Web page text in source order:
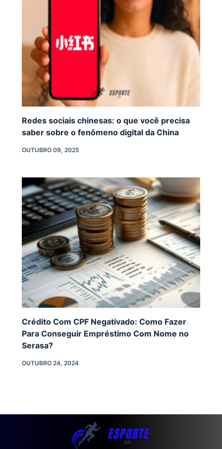
Redes sociais chinesas: o que você precisa
saber sobre o fenômeno digital da China
OUTUBRO 09, 2025
Crédito Com CPF Negativado: Como Fazer
Para Conseguir Empréstimo Com Nome no
Serasa?
OUTUBRO 24, 2024